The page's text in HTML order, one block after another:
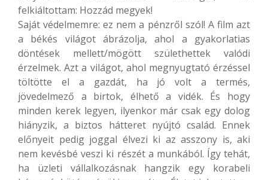
felkiáltottam: Hozzád megyek!
Saját védelmemre: ez nem a pénzről szól! A film azt
a békés világot ábrázolja, ahol a gyakorlatias
döntések mellett/mögött születhettek valódi
érzelmek. Azt a világot, ahol megnyugtató érzéssel
töltötte el a gazdát, ha jó volt a termés,
jövedelmező a birtok, élhető a vidék. És hogy
minden kerek legyen, ilyenkor már csak egy dolog
hiányzik, a biztos hátteret nyújtó család. Ennek
előnyeit pedig joggal élvezi ki az asszony is, aki
nem kevésbé veszi ki részét a munkából. Így tehát,
ha üzleti vállalkozásnak hangzik egy korabeli